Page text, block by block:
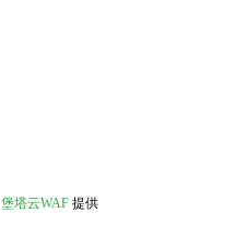
堡塔云WAF 提供